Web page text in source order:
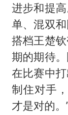
进步和提
单、混双
搭档王楚
期的期待
在比赛中
制住对手
才是对的。